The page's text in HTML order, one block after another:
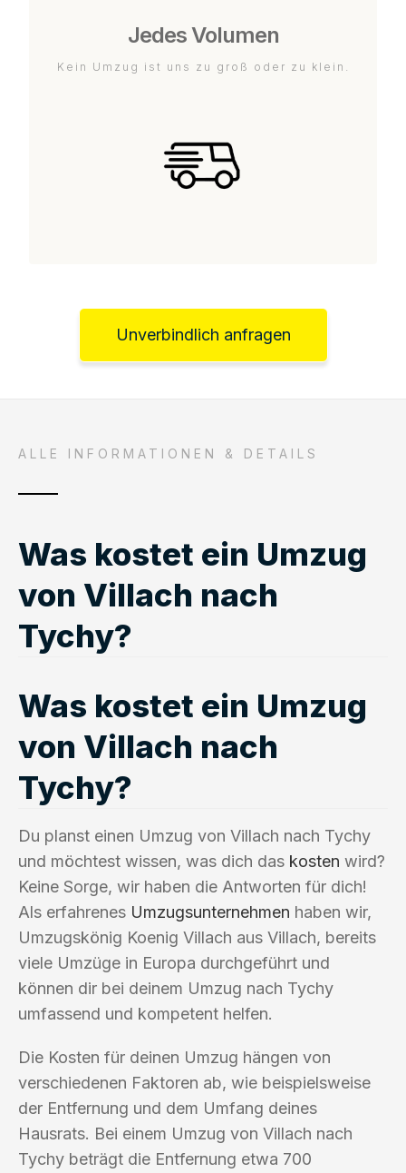
Jedes Volumen
Kein Umzug ist uns zu groß oder zu klein.
Unverbindlich anfragen
ALLE INFORMATIONEN & DETAILS
Was kostet ein Umzug
von Villach nach
Tychy?
Was kostet ein Umzug
von Villach nach
Tychy?
Du planst einen Umzug von Villach nach Tychy
und möchtest wissen, was dich das kosten wird?
Keine Sorge, wir haben die Antworten für dich!
Als erfahrenes Umzugsunternehmen haben wir,
Umzugskönig Koenig Villach aus Villach, bereits
viele Umzüge in Europa durchgeführt und
können dir bei deinem Umzug nach Tychy
umfassend und kompetent helfen.
Die Kosten für deinen Umzug hängen von
verschiedenen Faktoren ab, wie beispielsweise
der Entfernung und dem Umfang deines
Hausrats. Bei einem Umzug von Villach nach
Tychy beträgt die Entfernung etwa 700